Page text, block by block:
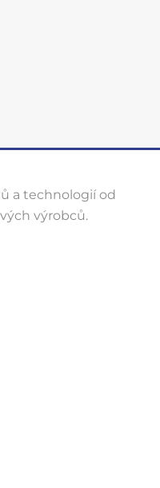
a technologií od
výrobců.